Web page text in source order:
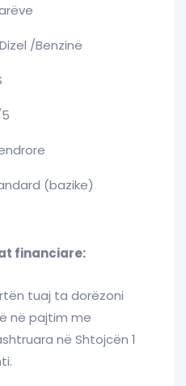
/Benzinë
(bazike)
financiare:
tuaj ta dorëzoni
në pajtim me
në Shtojcën 1